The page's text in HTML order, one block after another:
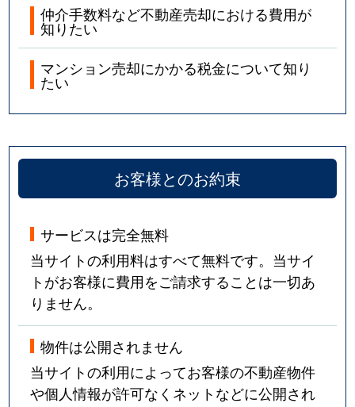
仲介手数料など不動産売却における費用が
知りたい
マンション売却にかかる税金について知り
たい
お客様とのお約束
サービスは完全無料
当サイトの利用料はすべて無料です。当サイ
トがお客様に費用をご請求することは一切あ
りません。
物件は公開されません
当サイトの利用によってお客様の不動産物件
や個人情報が許可なくネットなどに公開され